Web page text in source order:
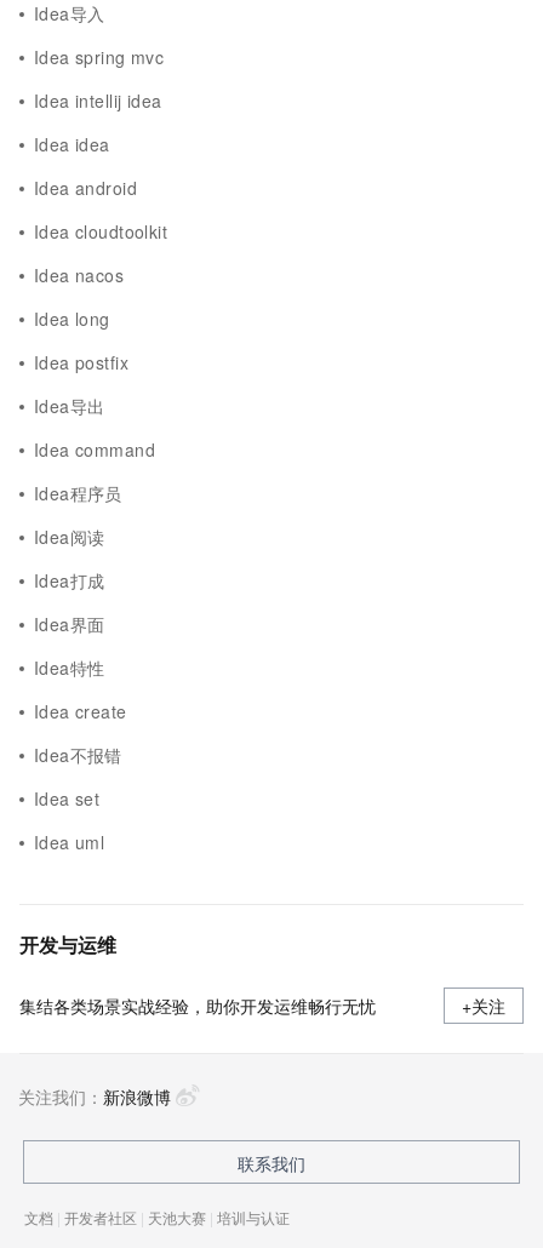
Idea导入
Idea spring mvc
Idea intellij idea
Idea idea
Idea android
Idea cloudtoolkit
Idea nacos
Idea long
Idea postfix
Idea导出
Idea command
Idea程序员
Idea阅读
Idea打成
Idea界面
Idea特性
Idea create
Idea不报错
Idea set
Idea uml
开发与运维
集结各类场景实战经验，助你开发运维畅行无忧 +关注
关注我们： 新浪微博
联系我们
文档 | 开发者社区 | 天池大赛 | 培训与认证